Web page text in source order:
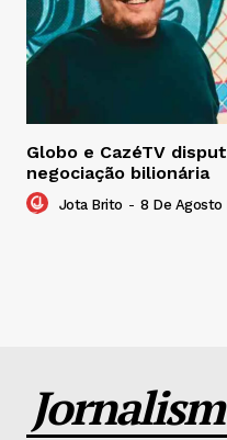
Globo e CazéTV
negociação bilionária
Jota Brito - 8 De Agosto